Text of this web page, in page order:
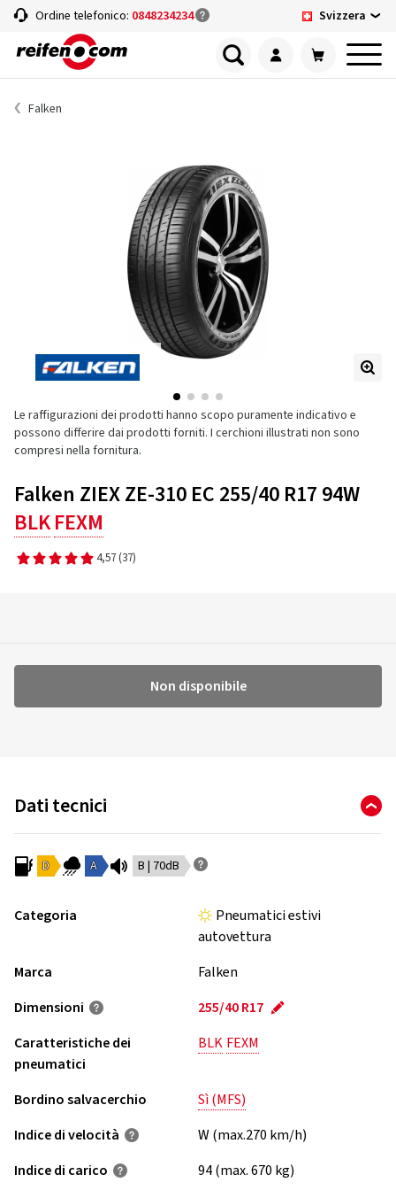
Ordine telefonico: 0848234234 Svizzera
Falken
Le raffigurazioni dei prodotti hanno scopo puramente indicativo e
possono differire dai prodotti forniti. I cerchioni illustrati non sono
compresi nella fornitura.
Falken ZIEX ZE-310 EC 255/40 R17 94W
BLKFEXM
4,57 (37)
Non disponibile
Dati tecnici
D A B | 70dB
Categoria
Pneumatici estivi
autovettura
Marca
Falken
Dimensioni
255/40 R17
Caratteristiche dei
pneumatici
BLK FEXM
Bordino salvacerchio
Sì (MFS)
Indice di velocità
W (max.270 km/h)
Indice di carico
94 (max. 670 kg)